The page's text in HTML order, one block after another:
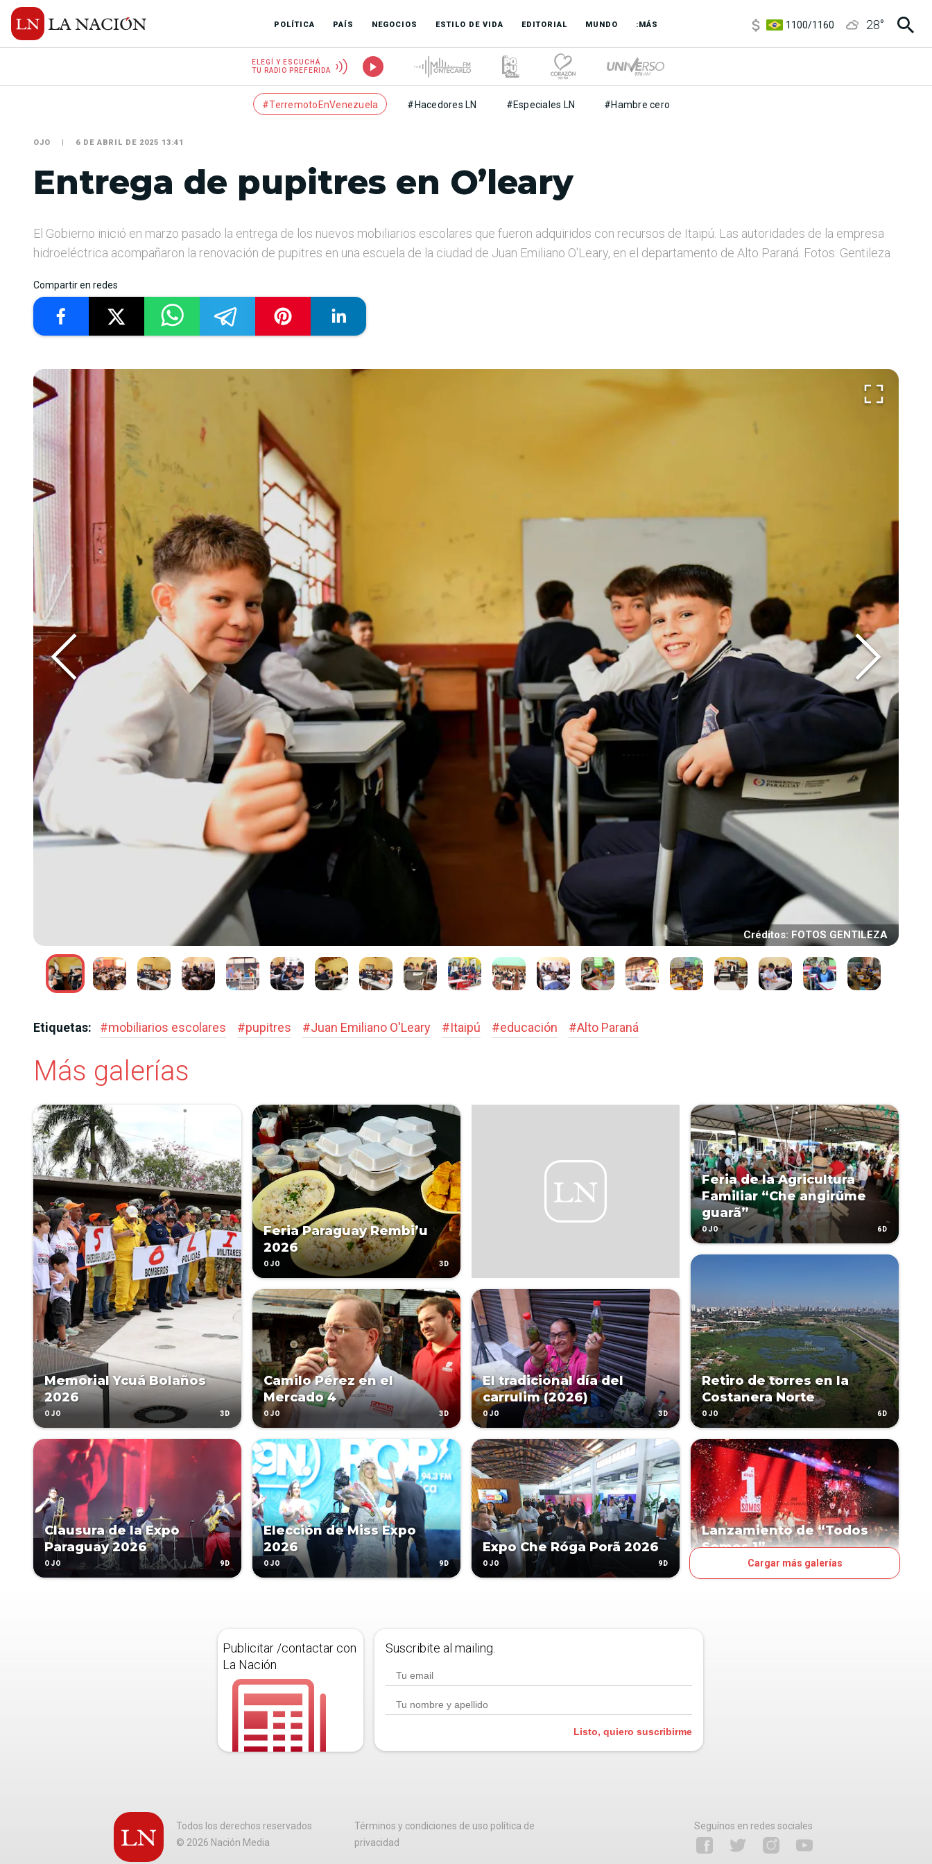
POLÍTICA PAÍS NEGOCIOS ESTILO DE VIDA EDITORIAL MUNDO :MÁS
1100/1160
28°
ELEGÍ Y ESCUCHÁ
TU RADIO PREFERIDA
#TerremotoEnVenezuela #Hacedores LN #Especiales LN #Hambre cero
OJO 6 DE ABRIL DE 2025 13:41
Entrega de pupitres en O’leary
El Gobierno inició en marzo pasado la entrega de los nuevos mobiliarios escolares que fueron adquiridos con recursos de Itaipú. Las autoridades de la empresa
hidroeléctrica acompañaron la renovación de pupitres en una escuela de la ciudad de Juan Emiliano O'Leary, en el departamento de Alto Paraná. Fotos: Gentileza
Compartir en redes
Créditos: FOTOS GENTILEZA
Etiquetas: #mobiliarios escolares #pupitres #Juan Emiliano O'Leary #Itaipú #educación #Alto Paraná
Más galerías
Memorial Ycuá Bolaños
2026
OJO 3D
Feria Paraguay Rembi’u
2026
OJO 3D
Camilo Pérez en el
Mercado 4
OJO 3D
El tradicional día del
carrulim (2026)
OJO 3D
Feria de la Agricultura
Familiar “Che angirũme
guarã”
OJO 6D
Retiro de torres en la
Costanera Norte
OJO 6D
Clausura de la Expo
Paraguay 2026
OJO 9D
Elección de Miss Expo
2026
OJO 9D
Expo Che Róga Porã 2026
OJO 9D
Lanzamiento de “Todos
Somos 1”
Cargar más galerías
Publicitar /contactar con
La Nación
Suscribite al mailing.
Listo, quiero suscribirme
Todos los derechos reservados
© 2026 Nación Media
Términos y condiciones de uso política de
privacidad
Seguínos en redes sociales